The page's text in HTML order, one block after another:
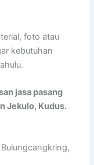
foto atau
kebutuhan
jasa pasang
Jekulo, Kudus.